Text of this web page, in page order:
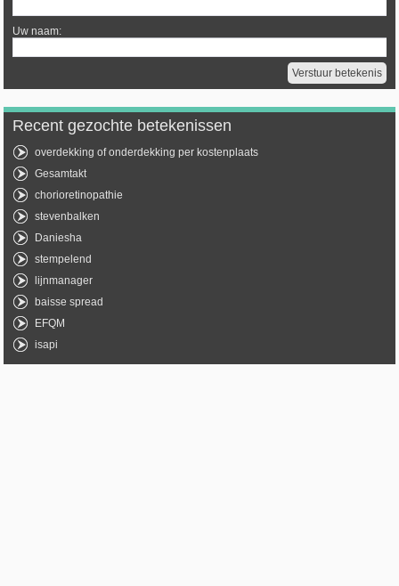
Uw naam:
Recent gezochte betekenissen
overdekking of onderdekking per kostenplaats
Gesamtakt
chorioretinopathie
stevenbalken
Daniesha
stempelend
lijnmanager
baisse spread
EFQM
isapi